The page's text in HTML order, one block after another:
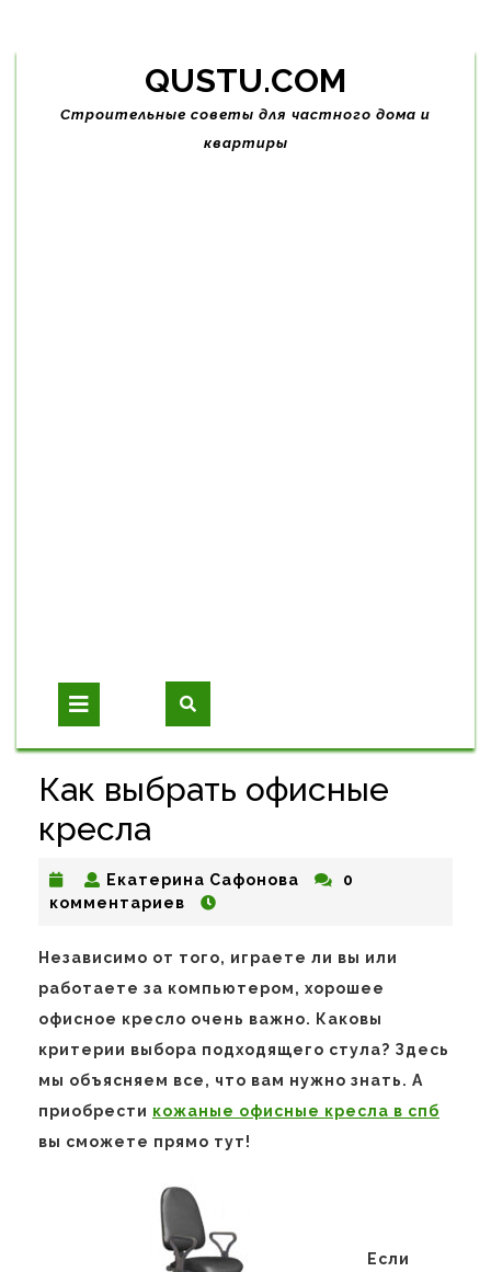
Skip
content
QUSTU.COM
Строительные советы для частного дома и
квартиры
Open
Button
Как выбрать офисные
кресла
Екатерина Сафонова Екатерина
0
комментариев
Независимо от того, играете ли вы или
работаете за компьютером, хорошее
офисное кресло очень важно. Каковы
критерии выбора подходящего стула? Здесь
мы объясняем все, что вам нужно знать. А
приобрести кожаные офисные кресла в спб
вы сможете прямо тут!
Если